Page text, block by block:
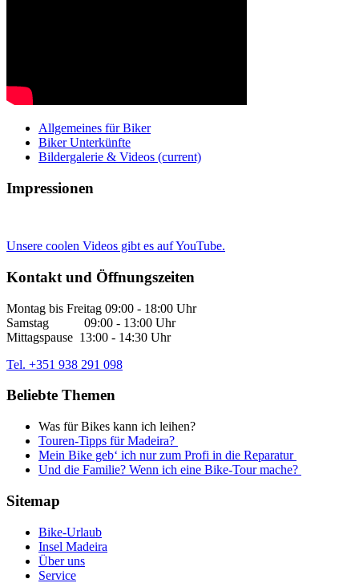
Allgemeines für Biker
Biker Unterkünfte
Bildergalerie & Videos (current)
Impressionen
Unsere coolen Videos gibt es auf YouTube.
Kontakt und Öffnungszeiten
Montag bis Freitag 09:00 - 18:00 Uhr
Samstag 09:00 - 13:00 Uhr
Mittagspause 13:00 - 14:30 Uhr
Tel. +351 938 291 098
Beliebte Themen
Was für Bikes kann ich leihen?
Touren-Tipps für Madeira?
Mein Bike geb‘ ich nur zum Profi in die Reparatur
Und die Familie? Wenn ich eine Bike-Tour mache?
Sitemap
Bike-Urlaub
Insel Madeira
Über uns
Service